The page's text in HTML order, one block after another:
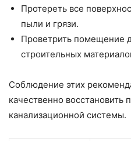
Протереть все
пыли и грязи.
Проветрить помещение
строительных
Соблюдение этих
качественно
канализационной системы.